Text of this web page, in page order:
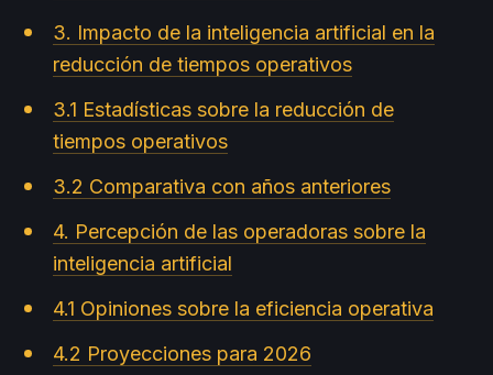
3. Impacto de la inteligencia artificial en la
reducción de tiempos operativos
3.1 Estadísticas sobre la reducción de
tiempos operativos
3.2 Comparativa con años anteriores
4. Percepción de las operadoras sobre la
inteligencia artificial
4.1 Opiniones sobre la eficiencia operativa
4.2 Proyecciones para 2026